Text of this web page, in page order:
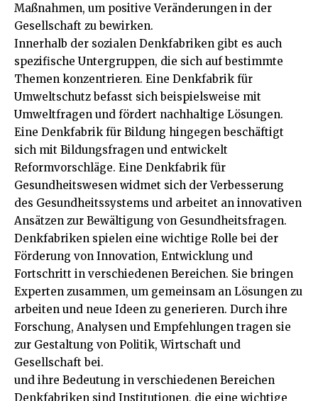
Maßnahmen, um positive Veränderungen in der
Gesellschaft zu bewirken.
Innerhalb der sozialen Denkfabriken gibt es auch
spezifische Untergruppen, die sich auf bestimmte
Themen konzentrieren. Eine Denkfabrik für
Umweltschutz befasst sich beispielsweise mit
Umweltfragen und fördert nachhaltige Lösungen.
Eine Denkfabrik für Bildung hingegen beschäftigt
sich mit Bildungsfragen und entwickelt
Reformvorschläge. Eine Denkfabrik für
Gesundheitswesen widmet sich der Verbesserung
des Gesundheitssystems und arbeitet an innovativen
Ansätzen zur Bewältigung von Gesundheitsfragen.
Denkfabriken spielen eine wichtige Rolle bei der
Förderung von Innovation, Entwicklung und
Fortschritt in verschiedenen Bereichen. Sie bringen
Experten zusammen, um gemeinsam an Lösungen zu
arbeiten und neue Ideen zu generieren. Durch ihre
Forschung, Analysen und Empfehlungen tragen sie
zur Gestaltung von Politik, Wirtschaft und
Gesellschaft bei.
und ihre Bedeutung in verschiedenen Bereichen
Denkfabriken sind Institutionen, die eine wichtige